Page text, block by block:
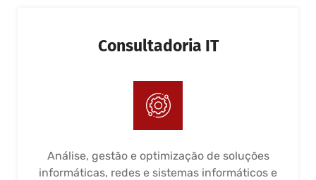
Consultadoria IT
Análise, gestão e optimização de soluções
informáticas, redes e sistemas informáticos e